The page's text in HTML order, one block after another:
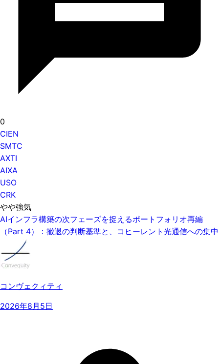
0
CIEN
SMTC
AXTI
AIXA
USO
CRK
やや強気
AIインフラ構築の次フェーズを捉えるポートフォリオ再編
（Part 4）：撤退の判断基準と、コヒーレント光通信への集中
コンヴェクィティ
2026年8月5日